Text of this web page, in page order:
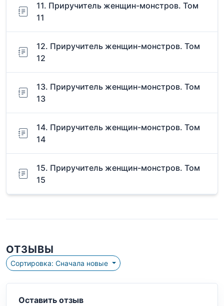
11. Приручитель женщин-монстров. Том
11
12. Приручитель женщин-монстров. Том
12
13. Приручитель женщин-монстров. Том
13
14. Приручитель женщин-монстров. Том
14
15. Приручитель женщин-монстров. Том
15
ОТЗЫВЫ
Сортировка: Сначала новые
Оставить отзыв